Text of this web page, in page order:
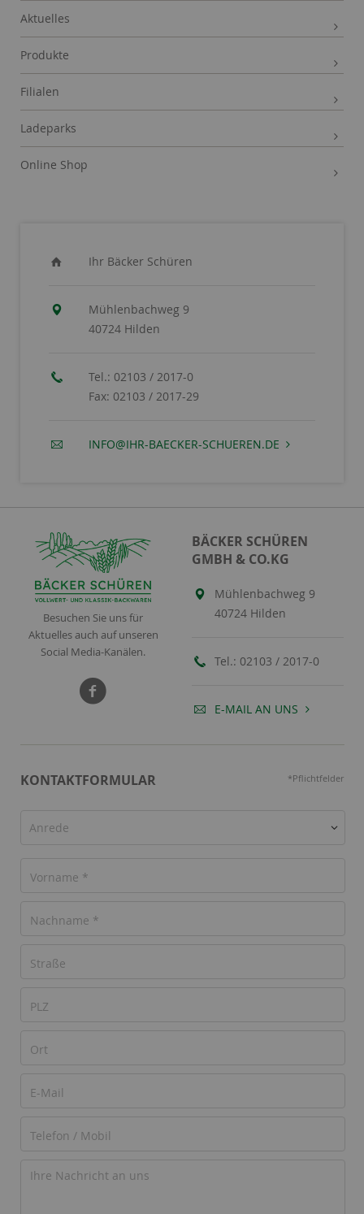
Aktuelles
Produkte
Filialen
Ladeparks
Online Shop
Ihr Bäcker Schüren
Mühlenbachweg 9
40724 Hilden
Tel.: 02103 / 2017-0
Fax: 02103 / 2017-29
INFO@IHR-BAECKER-SCHUEREN.DE
Besuchen Sie uns für
Aktuelles auch auf unseren
Social Media-Kanälen.
BÄCKER SCHÜREN
GMBH & CO.KG
Mühlenbachweg 9
40724 Hilden
Tel.: 02103 / 2017-0
E-MAIL AN UNS
KONTAKTFORMULAR *Pflichtfelder
Anrede